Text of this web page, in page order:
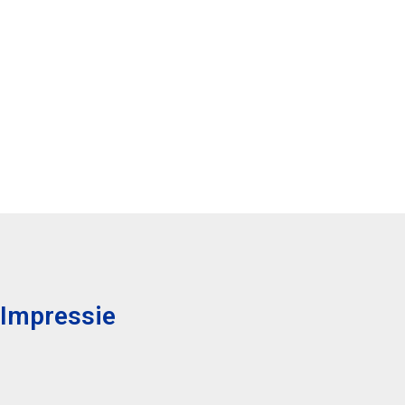
Impressie